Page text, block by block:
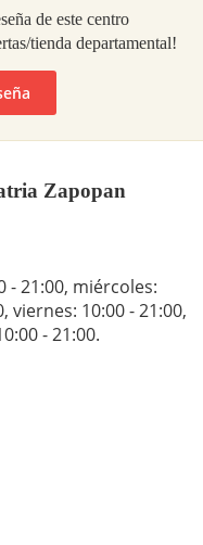
de este centro
tienda departamental!
Zapopan
- 21:00, miércoles:
, viernes: 10:00 - 21:00,
- 21:00.